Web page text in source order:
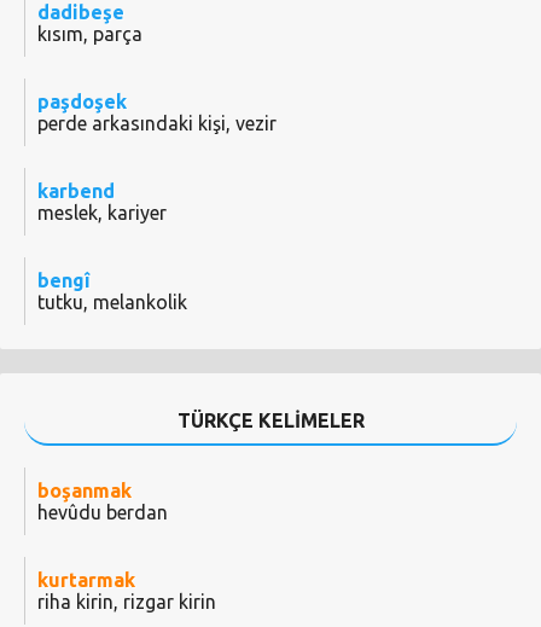
dadibeşe
kısım, parça
paşdoşek
perde arkasındaki kişi, vezir
karbend
meslek, kariyer
bengî
tutku, melankolik
TÜRKÇE KELİMELER
boşanmak
hevûdu berdan
kurtarmak
riha kirin, rizgar kirin